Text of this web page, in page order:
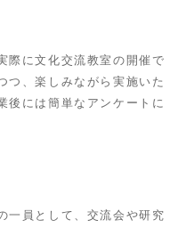
際に文化交流教室の開催で
つ、楽しみながら実施いた
後には簡単なアンケートに
一員として、交流会や研究